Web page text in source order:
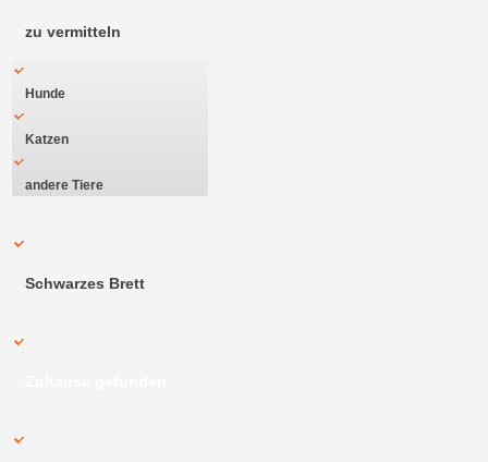
zu vermitteln
Hunde
Katzen
andere Tiere
Schwarzes Brett